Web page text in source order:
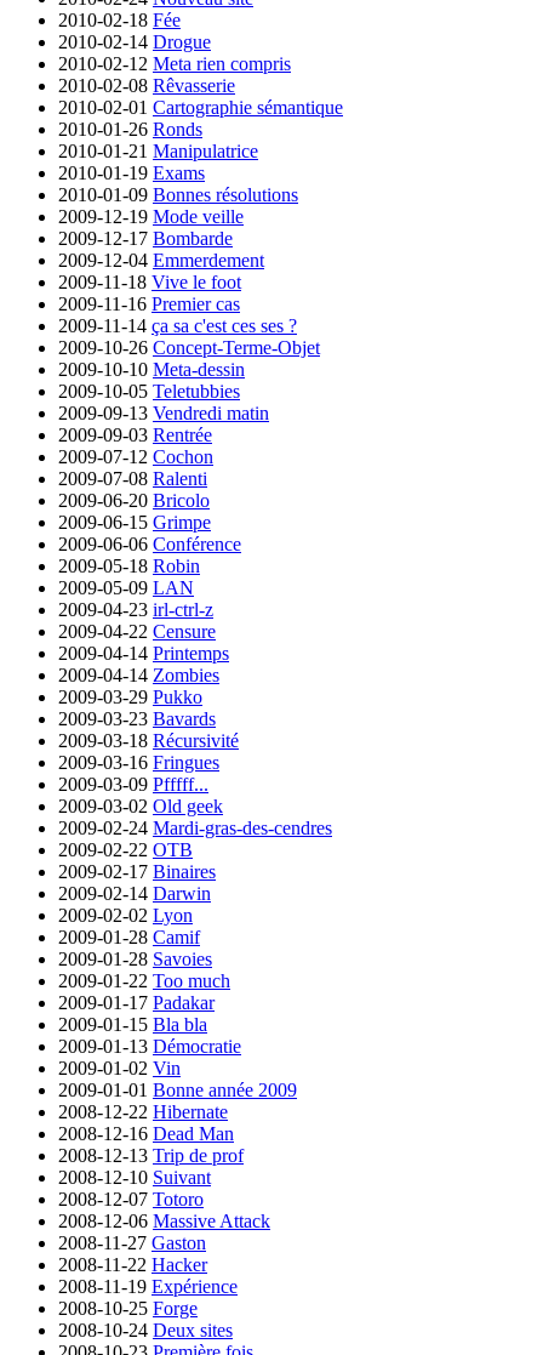
2010-02-18 Fée
2010-02-14 Drogue
2010-02-12 Meta rien compris
2010-02-08 Rêvasserie
2010-02-01 Cartographie sémantique
2010-01-26 Ronds
2010-01-21 Manipulatrice
2010-01-19 Exams
2010-01-09 Bonnes résolutions
2009-12-19 Mode veille
2009-12-17 Bombarde
2009-12-04 Emmerdement
2009-11-18 Vive le foot
2009-11-16 Premier cas
2009-11-14 ça sa c'est ces ses ?
2009-10-26 Concept-Terme-Objet
2009-10-10 Meta-dessin
2009-10-05 Teletubbies
2009-09-13 Vendredi matin
2009-09-03 Rentrée
2009-07-12 Cochon
2009-07-08 Ralenti
2009-06-20 Bricolo
2009-06-15 Grimpe
2009-06-06 Conférence
2009-05-18 Robin
2009-05-09 LAN
2009-04-23 irl-ctrl-z
2009-04-22 Censure
2009-04-14 Printemps
2009-04-14 Zombies
2009-03-29 Pukko
2009-03-23 Bavards
2009-03-18 Récursivité
2009-03-16 Fringues
2009-03-09 Pfffff...
2009-03-02 Old geek
2009-02-24 Mardi-gras-des-cendres
2009-02-22 OTB
2009-02-17 Binaires
2009-02-14 Darwin
2009-02-02 Lyon
2009-01-28 Camif
2009-01-28 Savoies
2009-01-22 Too much
2009-01-17 Padakar
2009-01-15 Bla bla
2009-01-13 Démocratie
2009-01-02 Vin
2009-01-01 Bonne année 2009
2008-12-22 Hibernate
2008-12-16 Dead Man
2008-12-13 Trip de prof
2008-12-10 Suivant
2008-12-07 Totoro
2008-12-06 Massive Attack
2008-11-27 Gaston
2008-11-22 Hacker
2008-11-19 Expérience
2008-10-25 Forge
2008-10-24 Deux sites